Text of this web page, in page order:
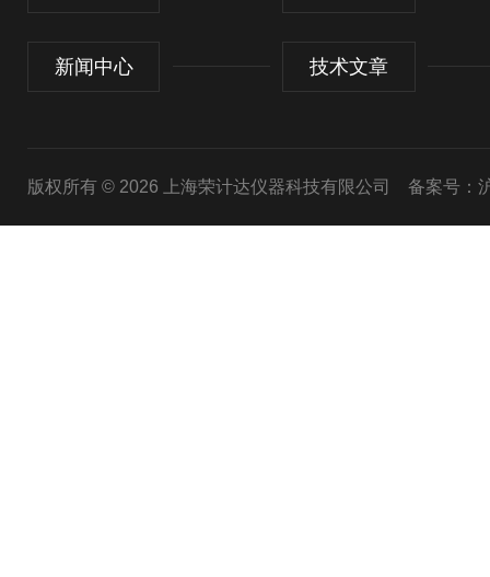
新闻中心 技术文章
版权所有 © 2026 上海荣计达仪器科技有限公司 备案号：